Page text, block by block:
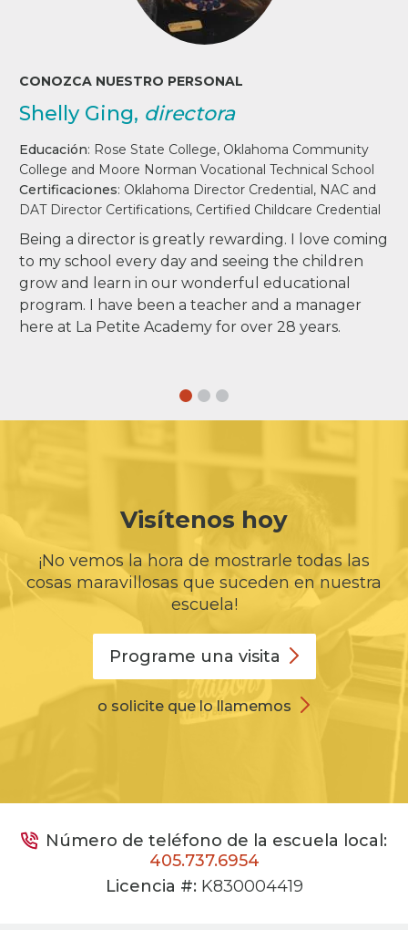
CONOZCA NUESTRO PERSONAL
Shelly Ging, directora
Educación: Rose State College, Oklahoma Community
College and Moore Norman Vocational Technical School
Certificaciones: Oklahoma Director Credential, NAC and
DAT Director Certifications, Certified Childcare Credential
Being a director is greatly rewarding. I love coming
to my school every day and seeing the children
grow and learn in our wonderful educational
program. I have been a teacher and a manager
here at La Petite Academy for over 28 years.
Visítenos hoy
¡No vemos la hora de mostrarle todas las
cosas maravillosas que suceden en nuestra
escuela!
Programe una visita
o solicite que lo llamemos
Número de teléfono de la escuela local:
405.737.6954
Licencia #:K830004419